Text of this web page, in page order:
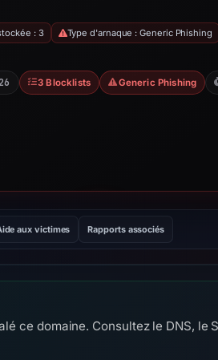
: 3 Type d'arnaque : Generic Phishing
3 Blocklists Generic Phishing
aux victimes Rapports associés
ce domaine. Consultez le DNS, le